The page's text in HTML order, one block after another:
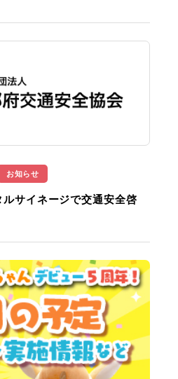
お知らせ
ルサイネージで交通安全啓